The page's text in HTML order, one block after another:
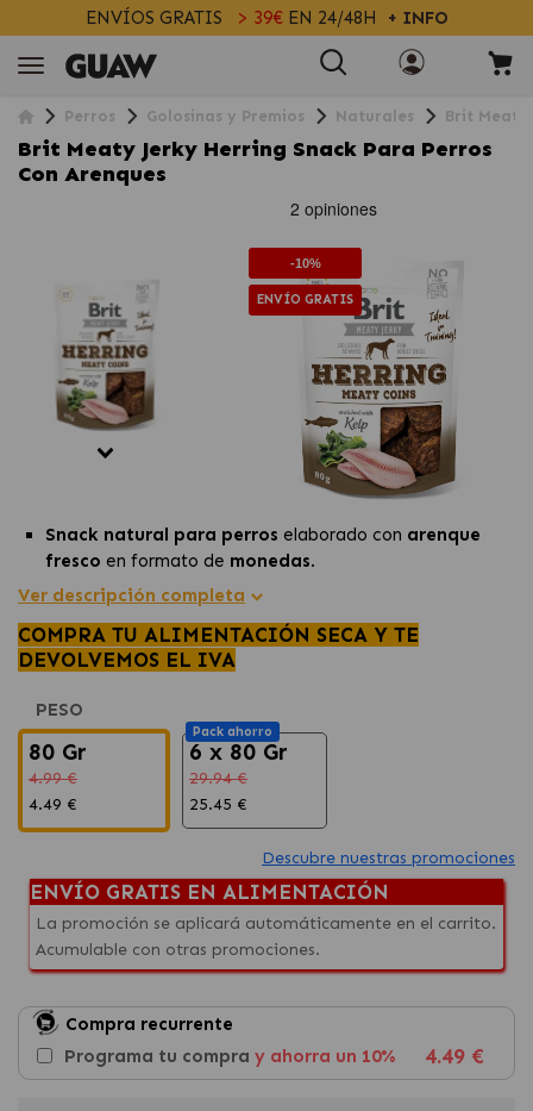
ENVÍOS GRATIS > 39€EN 24/48H + INFO
Perros Golosinas y Premios Naturales Brit Meaty
Brit Meaty Jerky Herring Snack Para Perros
Con Arenques
-10%
ENVÍO GRATIS
Snack natural para perros elaborado con arenque
fresco en formato de monedas.
Rico en omega-3, ideal para la
Sin conservantes ni aditivos artificiales, perfecto como
premio saludable.
Ver descripción completa
COMPRA TU ALIMENTACIÓN SECA Y TE
DEVOLVEMOS EL IVA
PESO
80 Gr
4.99 €
4.49 €
Pack ahorro
6 x 80 Gr
29.94 €
25.45 €
Descubre nuestras promociones
ENVÍO GRATIS EN ALIMENTACIÓN
La promoción se aplicará automáticamente en el carrito.
Acumulable con otras promociones.
Compra recurrente
Programa tu compra y ahorra un 10% 4.49 €